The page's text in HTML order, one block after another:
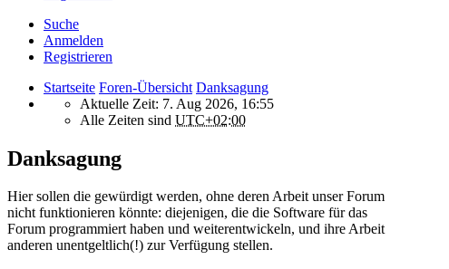
Suche
Anmelden
Registrieren
Startseite Foren-Übersicht Danksagung
Aktuelle Zeit: 7. Aug 2026, 16:55
Alle Zeiten sind UTC+02:00
Danksagung
Hier sollen die gewürdigt werden, ohne deren Arbeit unser Forum
nicht funktionieren könnte: diejenigen, die die Software für das
Forum programmiert haben und weiterentwickeln, und ihre Arbeit
anderen unentgeltlich(!) zur Verfügung stellen.